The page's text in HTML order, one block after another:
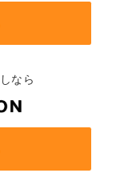
なら